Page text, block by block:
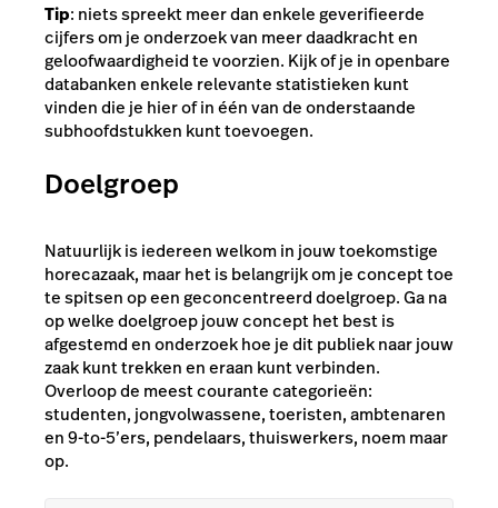
Tip: niets spreekt meer dan enkele geverifieerde
cijfers om je onderzoek van meer daadkracht en
geloofwaardigheid te voorzien. Kijk of je in openbare
databanken enkele relevante statistieken kunt
vinden die je hier of in één van de onderstaande
subhoofdstukken kunt toevoegen.
Doelgroep
Natuurlijk is iedereen welkom in jouw toekomstige
horecazaak, maar het is belangrijk om je concept toe
te spitsen op een geconcentreerd doelgroep. Ga na
op welke doelgroep jouw concept het best is
afgestemd en onderzoek hoe je dit publiek naar jouw
zaak kunt trekken en eraan kunt verbinden.
Overloop de meest courante categorieën:
studenten, jongvolwassene, toeristen, ambtenaren
en 9-to-5’ers, pendelaars, thuiswerkers, noem maar
op.